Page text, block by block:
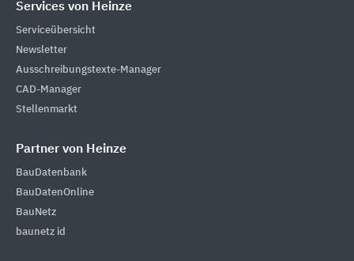
Services von Heinze
Serviceübersicht
Newsletter
Ausschreibungstexte-Manager
CAD-Manager
Stellenmarkt
Partner von Heinze
BauDatenbank
BauDatenOnline
BauNetz
baunetz id